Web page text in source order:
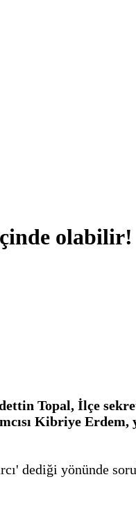
olabilir!
Topal, İlçe
Kibriye Erdem,
dediği yönünde